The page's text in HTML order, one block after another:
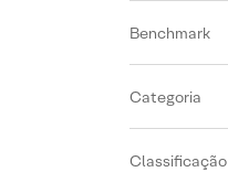
Benchmark
Categoria
Classificação